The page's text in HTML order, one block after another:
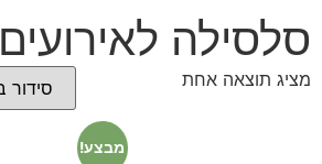
סלסילה לאירועים
מציג תוצאה אחת
מבצע!